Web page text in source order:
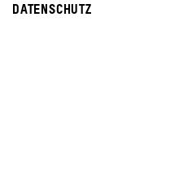
DATENSCHUTZ